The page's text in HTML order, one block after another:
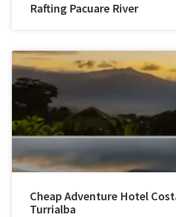
Rafting Pacuare River
Cheap Adventure Hotel
Turrialba